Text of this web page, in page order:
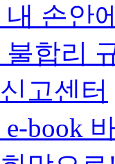
내 손안
불합리
신고센터
e-book